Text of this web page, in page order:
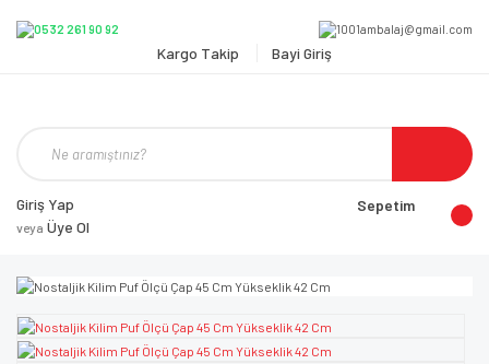
Kargo Takip Bayi Giriş
Giriş Yap
veya Üye Ol
Sepetim